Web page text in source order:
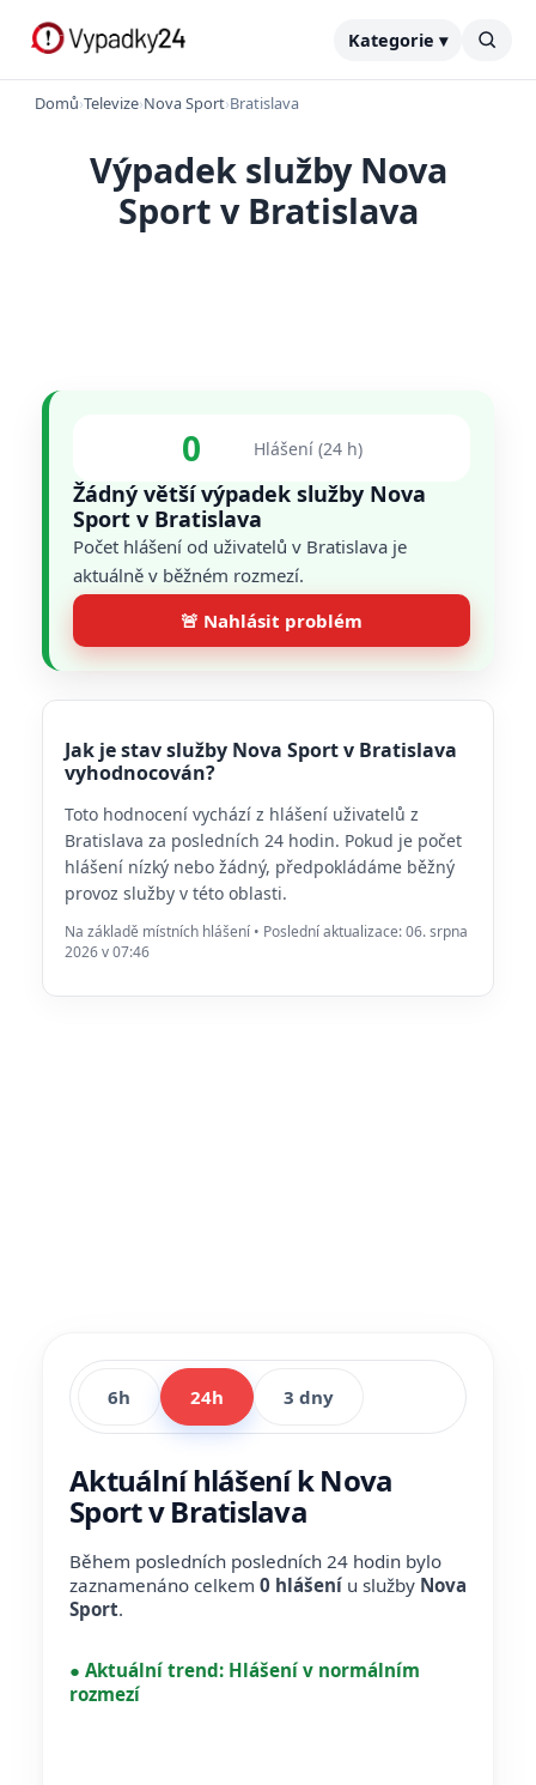
Kategorie ▾
Domů›Televize›Nova Sport›Bratislava
Výpadek služby Nova
Sport v Bratislava
0 Hlášení (24 h)
Žádný větší výpadek služby Nova
Sport v Bratislava
Počet hlášení od uživatelů v Bratislava je
aktuálně v běžném rozmezí.
🚨 Nahlásit problém
Jak je stav služby Nova Sport v Bratislava
vyhodnocován?
Toto hodnocení vychází z hlášení uživatelů z
Bratislava za posledních 24 hodin. Pokud je počet
hlášení nízký nebo žádný, předpokládáme běžný
provoz služby v této oblasti.
Na základě místních hlášení • Poslední aktualizace: 06. srpna
2026 v 07:46
6h 24h 3 dny
Aktuální hlášení k Nova
Sport v Bratislava
Během posledních posledních 24 hodin bylo
zaznamenáno celkem 0 hlášení u služby Nova
Sport.
● Aktuální trend: Hlášení v normálním
rozmezí